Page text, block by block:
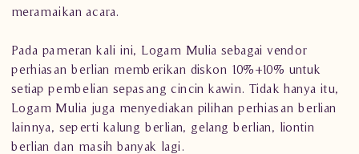
meramaikan acara.
Pada pameran kali ini, Logam Mulia sebagai vendor
perhiasan berlian memberikan diskon 10%+10% untuk
setiap pembelian sepasang cincin kawin. Tidak hanya itu,
Logam Mulia juga menyediakan pilihan perhiasan berlian
lainnya, seperti kalung berlian, gelang berlian, liontin
berlian dan masih banyak lagi.